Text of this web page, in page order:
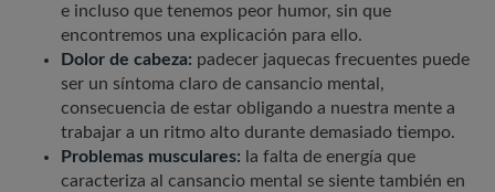
e incluso que tenemos peor humor, sin que
encontremos una explicación para ello.
Dolor de cabeza: padecer jaquecas frecuentes puede
ser un síntoma claro de cansancio mental,
consecuencia de estar obligando a nuestra mente a
trabajar a un ritmo alto durante demasiado tiempo.
Problemas musculares: la falta de energía que
caracteriza al cansancio mental se siente también en